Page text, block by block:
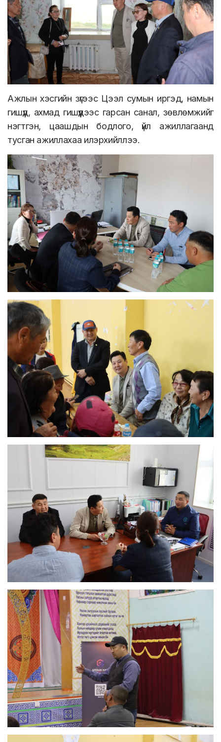
Ажлын хэсгийн зүгээс Цээл сумын иргэд, намын
гишүүд, ахмад гишүүдээс гарсан санал, зөвлөмжийг
нэгтгэн, цаашдын бодлого, үйл ажиллагаанд
тусган ажиллахаа илэрхийллээ.